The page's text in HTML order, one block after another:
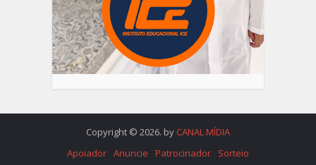
Copyright © 2026. by CANAL MÍDIA
Apoiador Anuncie Patrocinador Sorteio